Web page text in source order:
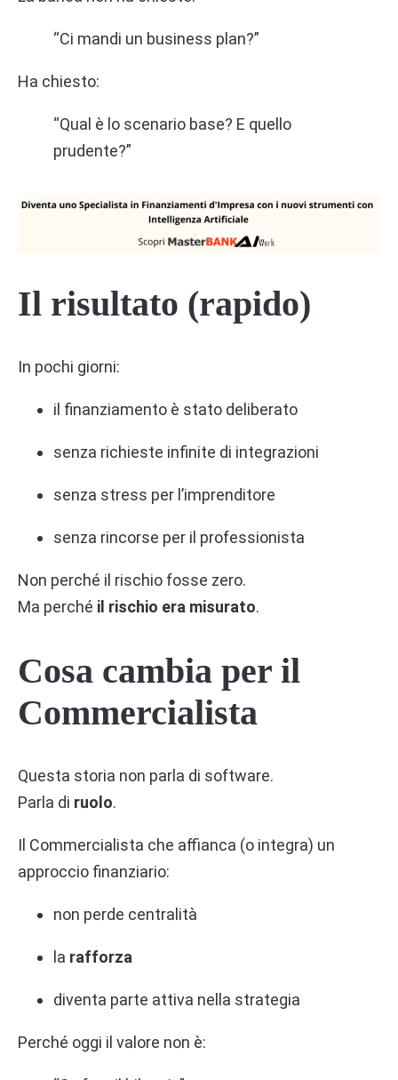
“Ci mandi un business plan?”
Ha chiesto:
“Qual è lo scenario base? E quello
prudente?”
Il risultato (rapido)
In pochi giorni:
il finanziamento è stato deliberato
senza richieste infinite di integrazioni
senza stress per l’imprenditore
senza rincorse per il professionista
Non perché il rischio fosse zero.
Ma perché il rischio era misurato.
Cosa cambia per il
Commercialista
Questa storia non parla di software.
Parla di ruolo.
Il Commercialista che affianca (o integra) un
approccio finanziario:
non perde centralità
la rafforza
diventa parte attiva nella strategia
Perché oggi il valore non è: